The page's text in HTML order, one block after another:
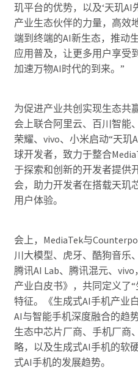
玑平台的优势，以及‘天玑AI
产业生态伙伴的力量，高效
端到终端的AI新生态，推动
应用普及，让更多用户享受
加速万物AI时代的到来。”
为促进产业共创实现生态共
会上联合阿里云、百川智能
荣耀、vivo、小米启动“天玑
球开发者，致力于整合
于探索和创新的开发者提供
会，助力开发者在搭载天玑
用户体验。
会上，MediaTek与
川大模型、虎牙、酷狗音乐
腾讯AI Lab、腾讯混元、
产业白皮书》，共同定义了
特征。《生成式AI手机产业
AI与智能手机深度融合的趋
生态中芯片厂商、手机厂商
略，以及生成式AI手机的软
式AI手机的发展趋势。